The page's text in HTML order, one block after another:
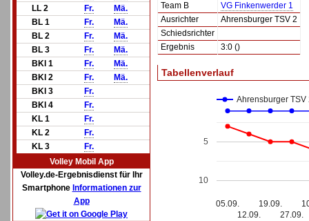
LL 2
Fr.
Mä.
BL 1
Fr.
Mä.
BL 2
Fr.
Mä.
BL 3
Fr.
Mä.
BKl 1
Fr.
Mä.
BKl 2
Fr.
Mä.
BKl 3
Fr.
BKl 4
Fr.
KL 1
Fr.
KL 2
Fr.
KL 3
Fr.
Volley Mobil App
Volley.de-Ergebnisdienst für Ihr
Smartphone Informationen zur
App
Team B
VG Finkenwerder 1
Ausrichter
Ahrensburger TSV 2
Schiedsrichter
Ergebnis
3:0 ()
Tabellenverlauf
Ahrensburger TSV
05.09.
12.09.
19.09.
27.09.
5
10